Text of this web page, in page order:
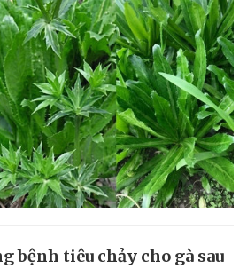
bệnh tiêu chảy cho gà sau